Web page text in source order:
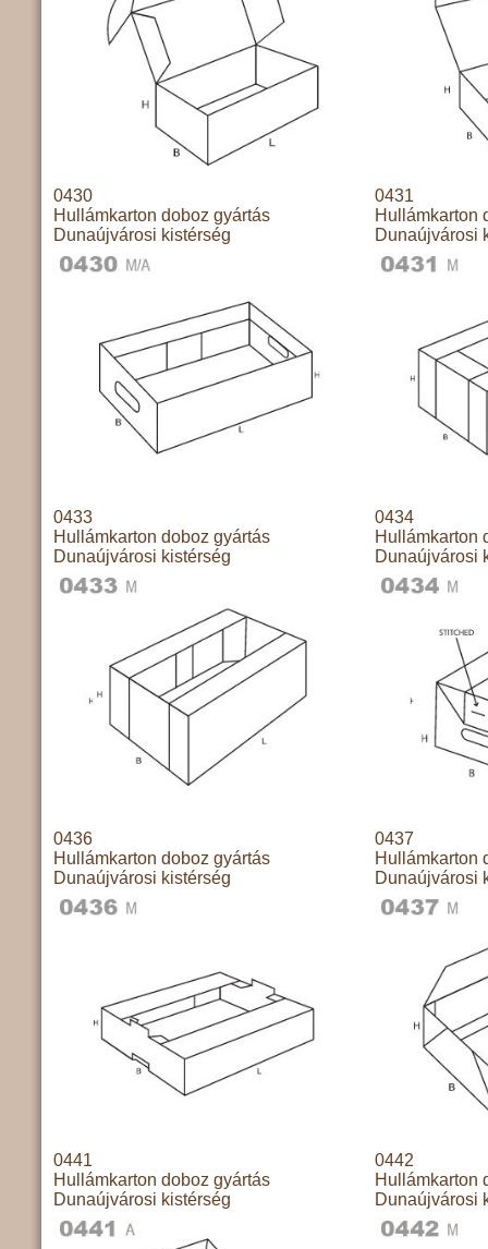
0430
Hullámkarton doboz gyártás
Dunaújvárosi kistérség
0431
Hullámkarton
Dunaújvárosi
0433
Hullámkarton doboz gyártás
Dunaújvárosi kistérség
0434
Hullámkarton
Dunaújvárosi
0436
Hullámkarton doboz gyártás
Dunaújvárosi kistérség
0437
Hullámkarton
Dunaújvárosi
0441
Hullámkarton doboz gyártás
Dunaújvárosi kistérség
0442
Hullámkarton
Dunaújvárosi